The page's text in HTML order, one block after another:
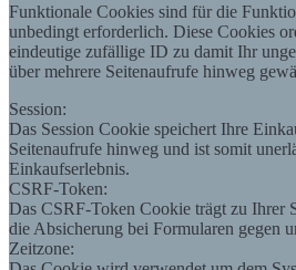
Funktionale Cookies sind für die
unbedingt erforderlich. Diese Cookies
eindeutige zufällige ID zu damit Ihr
über mehrere Seitenaufrufe hinweg
Session:
Das Session Cookie speichert Ihre
Seitenaufrufe hinweg und ist somit
Einkaufserlebnis.
CSRF-Token:
Das CSRF-Token Cookie trägt zu Ihrer
die Absicherung bei Formularen gegen
Zeitzone: